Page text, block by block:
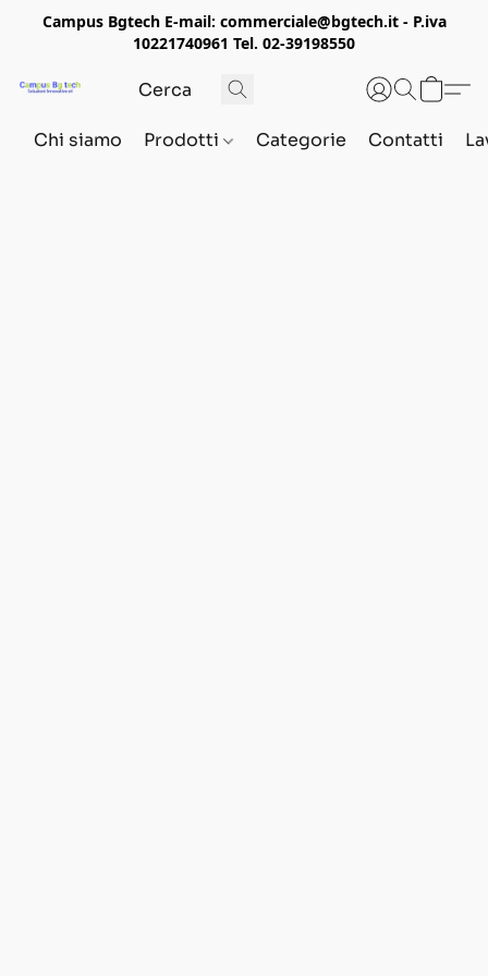
Campus Bgtech E-mail: commerciale@bgtech.it - P.iva
10221740961 Tel. 02-39198550
Chi siamo Prodotti Categorie Contatti